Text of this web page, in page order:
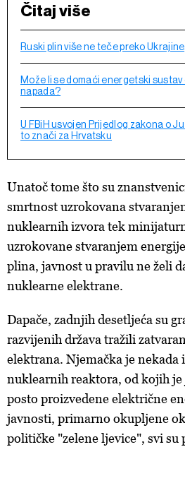
Čitaj više
Ruski plin više ne teče preko
Može li se domaći energetski
napada?
U FBiH usvojen Prijedlog zakona o
to znači za Hrvatsku
Unatoč tome što su
smrtnost uzrokovana
nuklearnih izvora tek
uzrokovane stvaranjem
plina, javnost u pravilu ne želi
nuklearne elektrane.
Dapače, zadnjih desetljeća su
razvijenih država tražili
elektrana. Njemačka je nekada
nuklearnih reaktora, od kojih je
posto proizvedene električne
javnosti, primarno okupljene
političke "zelene ljevice", svi su